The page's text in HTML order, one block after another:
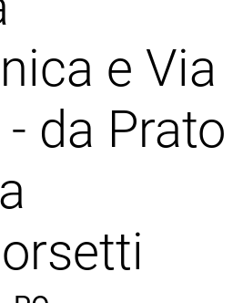
e Via
da Prato